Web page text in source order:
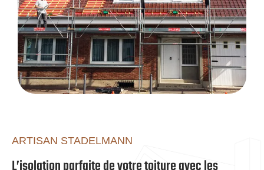
ARTISAN STADELMANN